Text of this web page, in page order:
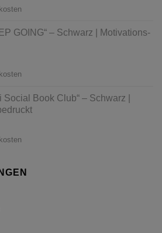
GOING“ – Schwarz | Motivations-
Social Book Club“ – Schwarz |